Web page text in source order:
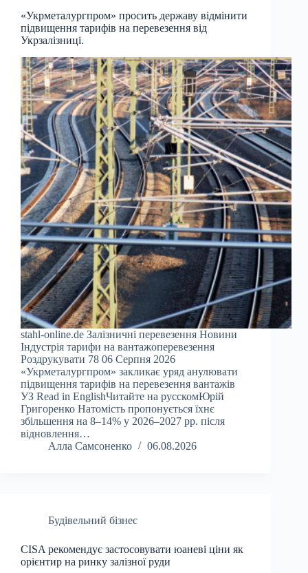
«Укрметалургпром» просить державу відмінити
підвищення тарифів на перевезення від
Укрзалізниці.
stahl-online.de Залізничні перевезення Новини
Індустрія тарифи на вантажоперевезення
Роздрукувати 78 06 Серпня 2026
«Укрметалургпром» закликає уряд анулювати
підвищення тарифів на перевезення вантажів
УЗ Read in EnglishЧитайте на русскомЮрій
Григоренко Натомість пропонується їхнє
збільшення на 8–14% у 2026–2027 рр. після
відновлення…
Алла Самсоненко
06.08.2026
Будівельний бізнес
CISA рекомендує застосовувати юаневі ціни як
орієнтир на ринку залізної руди